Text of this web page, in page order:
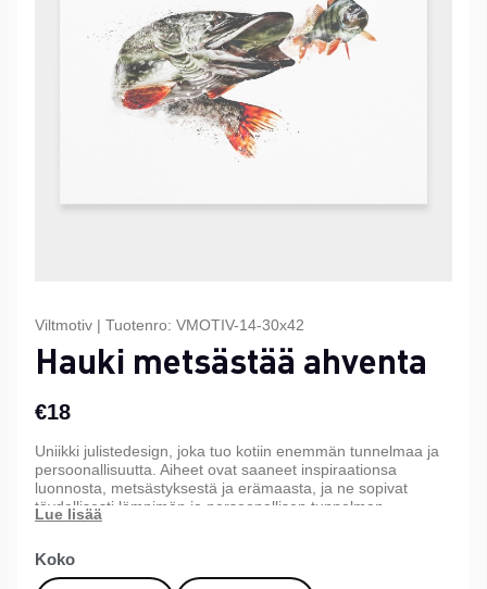
Viltmotiv | Tuotenro: VMOTIV-14-30x42
Hauki metsästää ahventa
€18
Uniikki julistedesign, joka tuo kotiin enemmän tunnelmaa ja
persoonallisuutta. Aiheet ovat saaneet inspiraationsa
luonnosta, metsästyksestä ja erämaasta, ja ne sopivat
täydellisesti lämpimän ja persoonallisen tunnelman
luomiseen kotiin, mökille tai toimistoon. Saatavana kolmessa
Koko